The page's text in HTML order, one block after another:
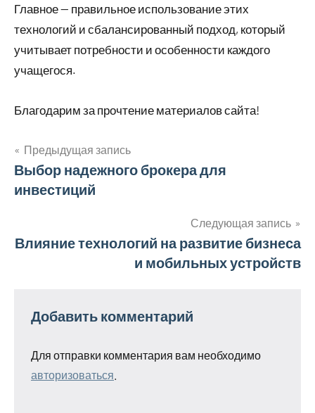
Главное — правильное использование этих
технологий и сбалансированный подход, который
учитывает потребности и особенности каждого
учащегося.
Благодарим за прочтение материалов сайта!
Навигация
по
Предыдущая запись
Выбор надежного брокера для
инвестиций
Следующая запись
Влияние технологий на развитие бизнеса
и мобильных устройств
Добавить комментарий
Для отправки комментария вам необходимо
авторизоваться